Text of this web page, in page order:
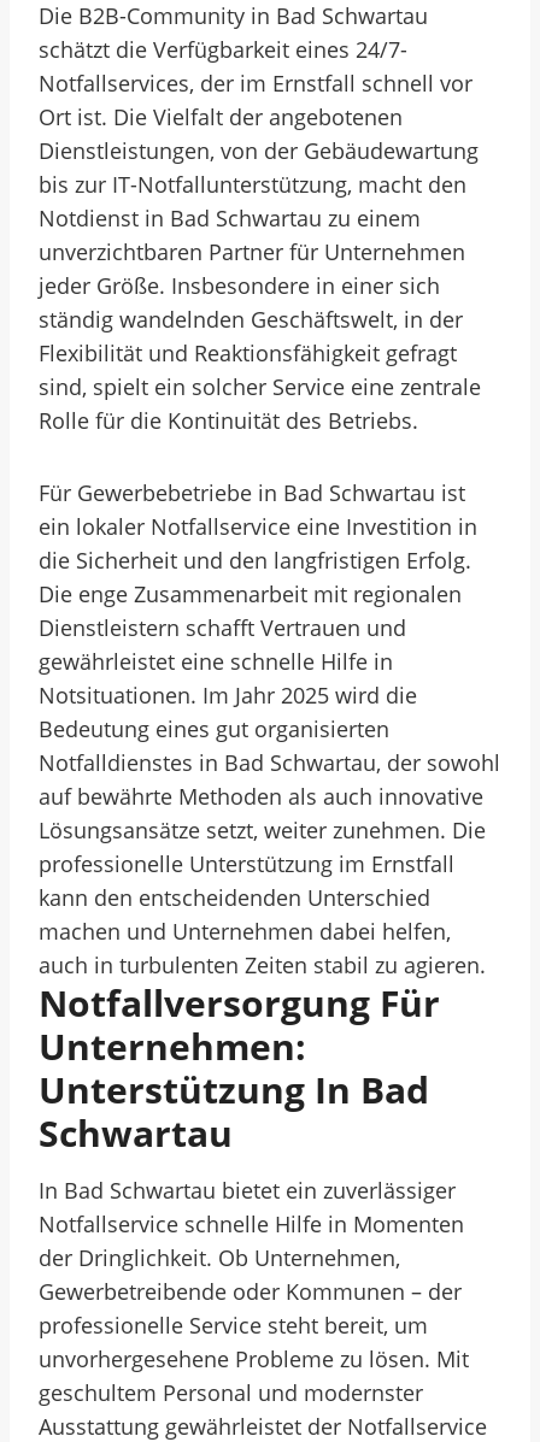
Die B2B-Community in Bad Schwartau
schätzt die Verfügbarkeit eines 24/7-
Notfallservices, der im Ernstfall schnell vor
Ort ist. Die Vielfalt der angebotenen
Dienstleistungen, von der Gebäudewartung
bis zur IT-Notfallunterstützung, macht den
Notdienst in Bad Schwartau zu einem
unverzichtbaren Partner für Unternehmen
jeder Größe. Insbesondere in einer sich
ständig wandelnden Geschäftswelt, in der
Flexibilität und Reaktionsfähigkeit gefragt
sind, spielt ein solcher Service eine zentrale
Rolle für die Kontinuität des Betriebs.
Für Gewerbebetriebe in Bad Schwartau ist
ein lokaler Notfallservice eine Investition in
die Sicherheit und den langfristigen Erfolg.
Die enge Zusammenarbeit mit regionalen
Dienstleistern schafft Vertrauen und
gewährleistet eine schnelle Hilfe in
Notsituationen. Im Jahr 2025 wird die
Bedeutung eines gut organisierten
Notfalldienstes in Bad Schwartau, der sowohl
auf bewährte Methoden als auch innovative
Lösungsansätze setzt, weiter zunehmen. Die
professionelle Unterstützung im Ernstfall
kann den entscheidenden Unterschied
machen und Unternehmen dabei helfen,
auch in turbulenten Zeiten stabil zu agieren.
Notfallversorgung Für
Unternehmen:
Unterstützung In Bad
Schwartau
In Bad Schwartau bietet ein zuverlässiger
Notfallservice schnelle Hilfe in Momenten
der Dringlichkeit. Ob Unternehmen,
Gewerbetreibende oder Kommunen – der
professionelle Service steht bereit, um
unvorhergesehene Probleme zu lösen. Mit
geschultem Personal und modernster
Ausstattung gewährleistet der Notfallservice